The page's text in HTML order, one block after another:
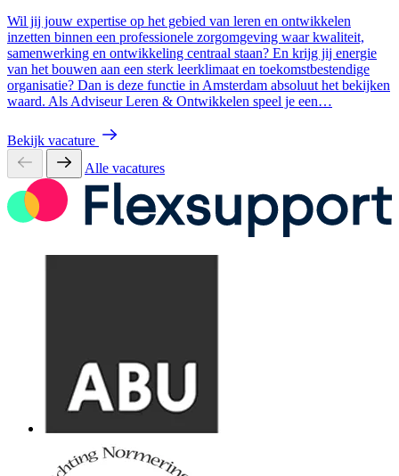
Wil jij jouw expertise op het gebied van leren en ontwikkelen
inzetten binnen een professionele zorgomgeving waar kwaliteit,
samenwerking en ontwikkeling centraal staan? En krijg jij energie
van het bouwen aan een sterk leerklimaat en toekomstbestendige
organisatie? Dan is deze functie in Amsterdam absoluut het bekijken
waard. Als Adviseur Leren & Ontwikkelen speel je een…
Bekijk vacature
Alle vacatures